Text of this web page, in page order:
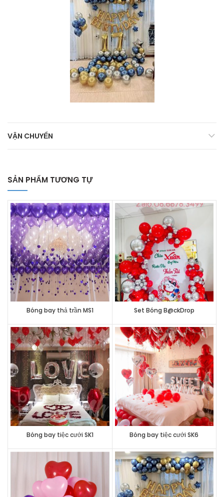
VẬN CHUYỂN
SẢN PHẨM TƯƠNG TỰ
Bóng bay thả trần MS1 Set Bóng B@ckDrop
Bóng bay tiệc cưới SK1 Bóng bay tiệc cưới SK6